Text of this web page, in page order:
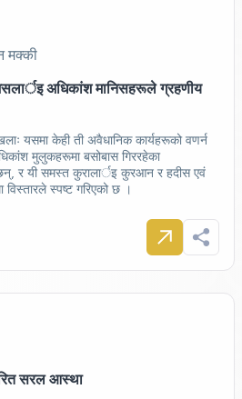
मक्की
अधिकांश मानिसहरूले ग्रहणीय
यसमा केही ती अवैधानिक कार्यहरूको वणर्न
मुलुकहरूमा बसोबास गिररहेका
र यी समस्त कुरालार्इ कुरआन र हदीस एवं
स्पष्ट गरिएको छ ।
सरल आस्था